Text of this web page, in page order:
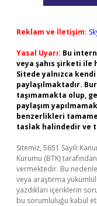
Reklam ve İletişim:
Yasal Uyarı: Bu
veya şahıs şirketi ile
Sitede yalnızca
paylaşılmaktadır.
taşımamakta olup,
paylaşım
benzerlikleri
taslak halindedir ve
Sitemiz, 5651 Sayılı
Kurumu (BTK)
vermektedir. Bu
veya araştırma
yazdıkları içeriklerin
bu sorumluluğu kabul